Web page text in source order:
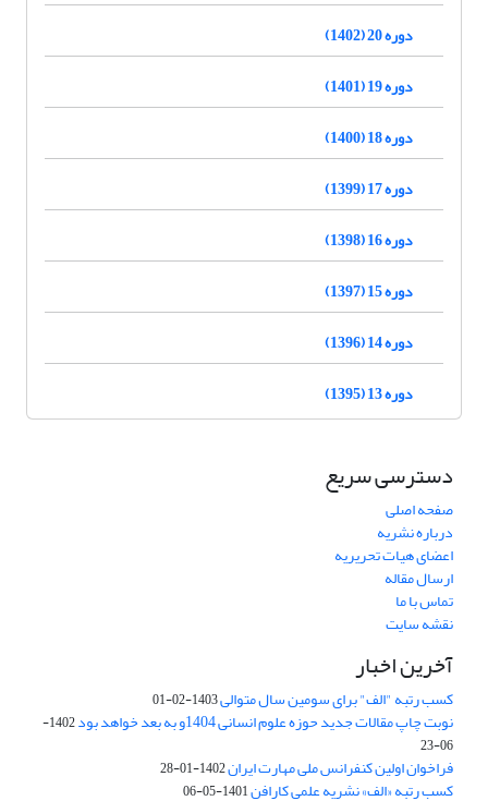
دوره 20 (1402)
دوره 19 (1401)
دوره 18 (1400)
دوره 17 (1399)
دوره 16 (1398)
دوره 15 (1397)
دوره 14 (1396)
دوره 13 (1395)
دسترسی سریع
صفحه اصلی
درباره نشریه
اعضای هیات تحریریه
ارسال مقاله
تماس با ما
نقشه سایت
آخرین اخبار
کسب رتبه "الف" برای سومین سال متوالی1403-02-01
نوبت چاپ مقالات جدید حوزه علوم انسانی 1404و به بعد خواهد بود
1402-
06-23
فراخوان اولین کنفرانس ملی مهارت ایران1402-01-28
کسب رتبه «الف» نشریه علمی کارافن1401-05-06